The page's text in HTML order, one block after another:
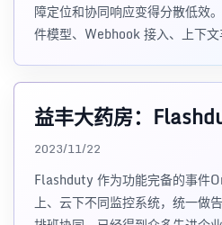
障定位和协同响应变得分散低效
件模型、Webhook 接入、上下
益丰大药房：
2023/11/22
Flashduty 作为功能完备的事件
上、云下不同监控系统，统一做